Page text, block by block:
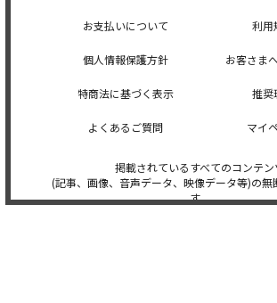
お支払いについて 利用
個人情報保護方針 お客さま
特商法に基づく表示 推奨
よくあるご質問 マイ
掲載されているすべてのコンテン
(記事、画像、音声データ、映像データ等)の無
す。